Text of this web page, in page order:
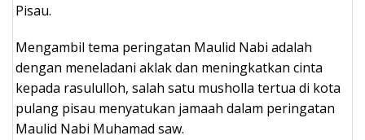
Pisau.
Mengambil tema peringatan Maulid Nabi adalah
dengan meneladani aklak dan meningkatkan cinta
kepada rasululloh, salah satu musholla tertua di kota
pulang pisau menyatukan jamaah dalam peringatan
Maulid Nabi Muhamad saw.